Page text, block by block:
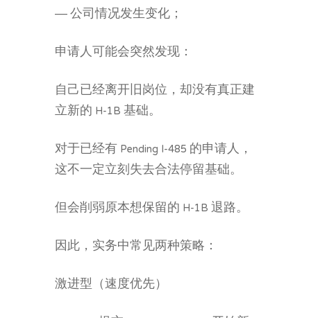
— 公司情况发生变化；
申请人可能会突然发现：
自己已经离开旧岗位，却没有真正建
立新的 H-1B 基础。
对于已经有 Pending I-485 的申请人，
这不一定立刻失去合法停留基础。
但会削弱原本想保留的 H-1B 退路。
因此，实务中常见两种策略：
激进型（速度优先）